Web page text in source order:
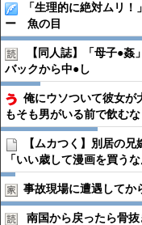
「生理的に絶対ムリ
ー 魚の目
【同人誌】「母子●︎
バックから中●︎し
俺にウソついて彼女が
もそも男がいる前で飲む
【ムカつく】別居の
「いい歳して漫画を買う
事故現場に遭遇してか
南国から戻ったら骨